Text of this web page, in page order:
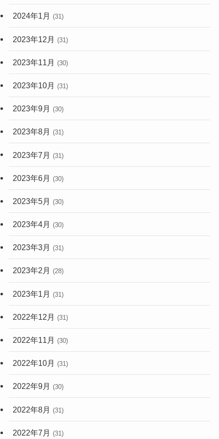
2024年1月 (31)
2023年12月 (31)
2023年11月 (30)
2023年10月 (31)
2023年9月 (30)
2023年8月 (31)
2023年7月 (31)
2023年6月 (30)
2023年5月 (30)
2023年4月 (30)
2023年3月 (31)
2023年2月 (28)
2023年1月 (31)
2022年12月 (31)
2022年11月 (30)
2022年10月 (31)
2022年9月 (30)
2022年8月 (31)
2022年7月 (31)